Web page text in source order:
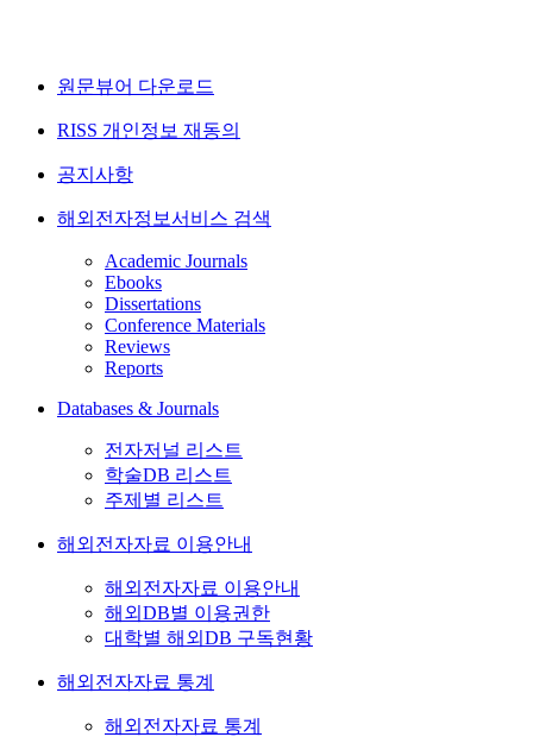
원문뷰어 다운로드
RISS 개인정보 재동의
공지사항
해외전자정보서비스 검색
Academic Journals
Ebooks
Dissertations
Conference Materials
Reviews
Reports
Databases & Journals
전자저널 리스트
학술DB 리스트
주제별 리스트
해외전자자료 이용안내
해외전자자료 이용안내
해외DB별 이용권한
대학별 해외DB 구독현황
해외전자자료 통계
해외전자자료 통계